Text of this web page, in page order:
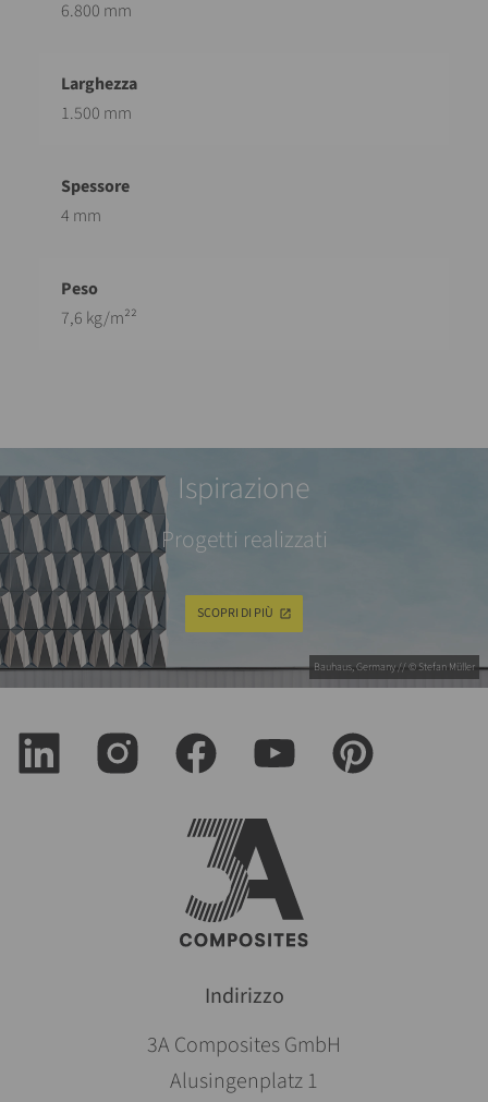
6.800 mm
1.500 mm
4 mm
7,6 kg/m²²
Bauhaus, Germany // © Stefan Müller
Ispirazione
Progetti realizzati
SCOPRI DI PIÙ
Indirizzo
3A Composites GmbH
Alusingenplatz 1